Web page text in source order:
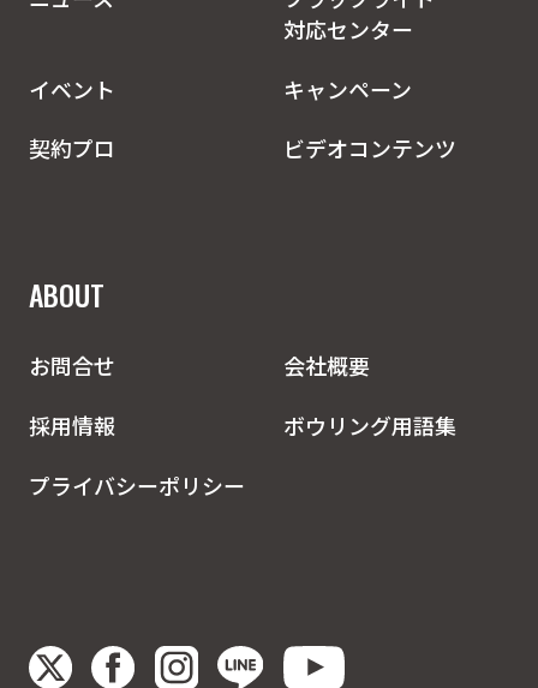
対応センター
イベント
キャンペーン
契約プロ
ビデオコンテンツ
ABOUT
お問合せ
会社概要
採用情報
ボウリング用語集
プライバシーポリシー